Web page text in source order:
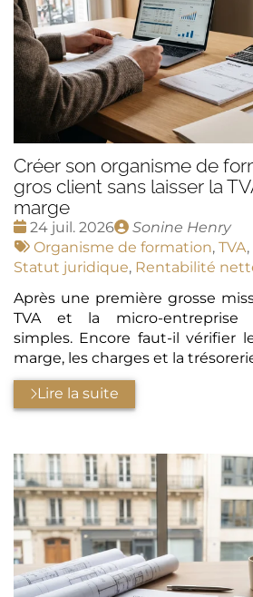
Créer son organisme de
gros client sans laisser la
marge
Date
:
24 juil. 2026
Publié
par
Sonine Henry
Tags
:
Organisme de formation, TVA,
Statut juridique, Rentabilité
Après une première grosse
TVA et la micro-entreprise
simples. Encore faut-il vérifier
marge, les charges et la
Lire la suite